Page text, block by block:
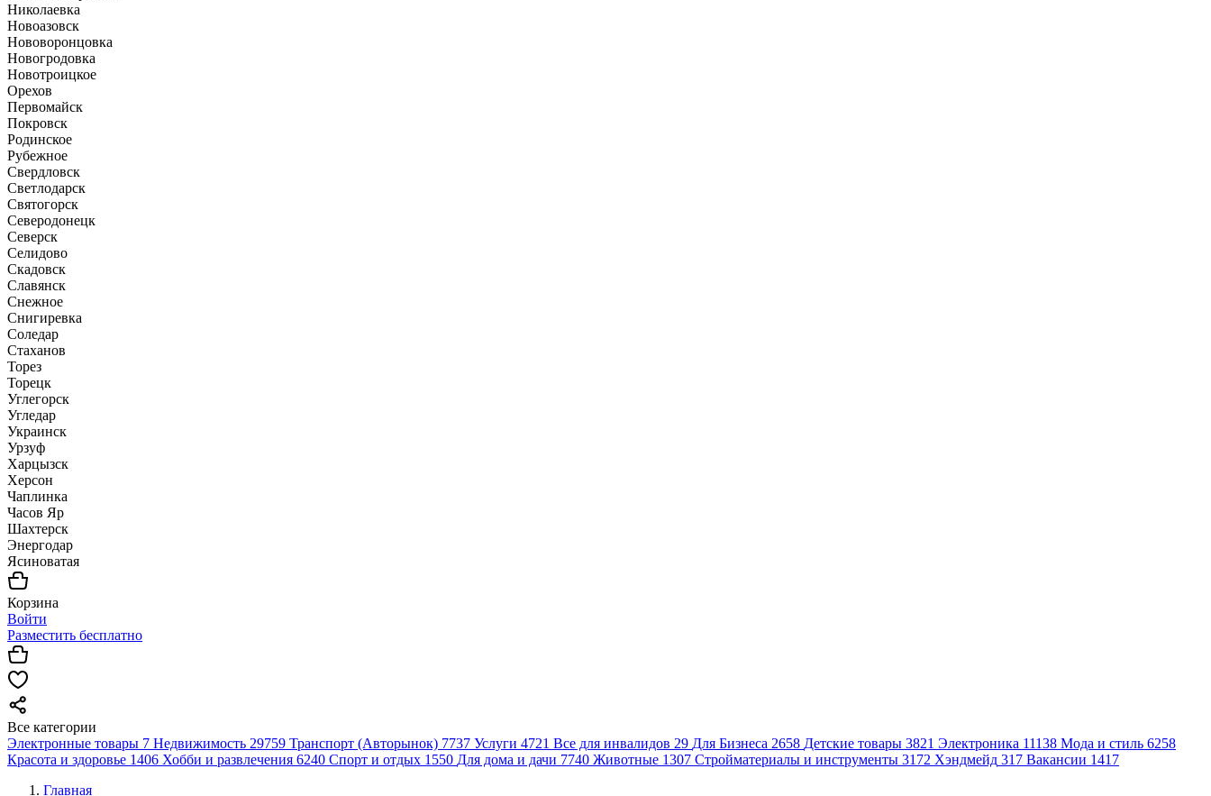
Николаевка
Новоазовск
Нововоронцовка
Новогродовка
Новотроицкое
Орехов
Первомайск
Покровск
Родинское
Рубежное
Свердловск
Светлодарск
Святогорск
Северодонецк
Северск
Селидово
Скадовск
Славянск
Снежное
Снигиревка
Соледар
Стаханов
Торез
Торецк
Углегорск
Угледар
Украинск
Урзуф
Харцызск
Херсон
Чаплинка
Часов Яр
Шахтерск
Энергодар
Ясиноватая
Корзина
Войти
Разместить бесплатно
Все категории
Электронные товары 7 Недвижимость 29759 Транспорт (Авторынок) 7737 Услуги 4721 Все для инвалидов 29 Для Бизнеса 2658 Детские товары 3821 Электроника 11138 Мода и стиль 6258
Красота и здоровье 1406 Хобби и развлечения 6240 Спорт и отдых 1550 Для дома и дачи 7740 Животные 1307 Стройматериалы и инструменты 3172 Хэндмейд 317 Вакансии 1417
Главная